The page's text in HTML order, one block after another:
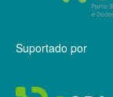
Suportado por